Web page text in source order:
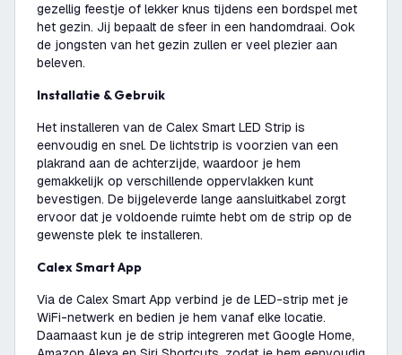
gezellig feestje of lekker knus tijdens een bordspel met
het gezin. Jij bepaalt de sfeer in een handomdraai. Ook
de jongsten van het gezin zullen er veel plezier aan
beleven.
Installatie & Gebruik
Het installeren van de Calex Smart LED Strip is
eenvoudig en snel. De lichtstrip is voorzien van een
plakrand aan de achterzijde, waardoor je hem
gemakkelijk op verschillende oppervlakken kunt
bevestigen. De bijgeleverde lange aansluitkabel zorgt
ervoor dat je voldoende ruimte hebt om de strip op de
gewenste plek te installeren.
Calex Smart App
Via de Calex Smart App verbind je de LED-strip met je
WiFi-netwerk en bedien je hem vanaf elke locatie.
Daarnaast kun je de strip integreren met Google Home,